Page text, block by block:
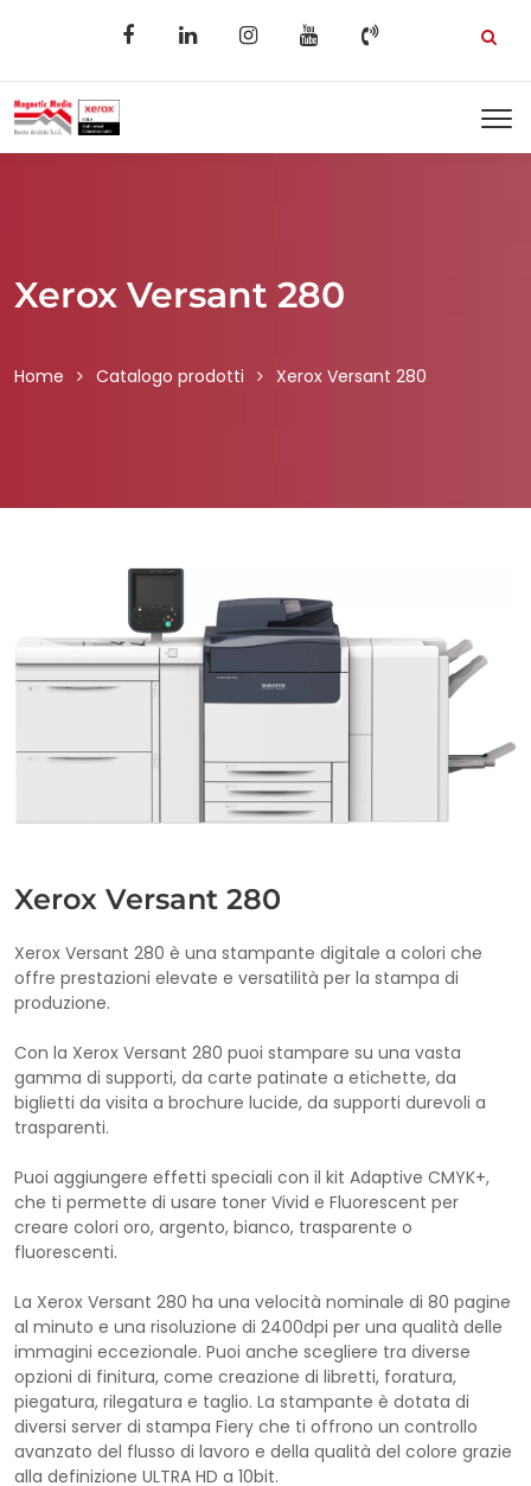
Xerox Versant 280
Home Catalogo prodotti Xerox Versant 280
Xerox Versant 280
Xerox Versant 280 è una stampante digitale a colori che
offre prestazioni elevate e versatilità per la stampa di
produzione.
Con la Xerox Versant 280 puoi stampare su una vasta
gamma di supporti, da carte patinate a etichette, da
biglietti da visita a brochure lucide, da supporti durevoli a
trasparenti.
Puoi aggiungere effetti speciali con il kit Adaptive CMYK+,
che ti permette di usare toner Vivid e Fluorescent per
creare colori oro, argento, bianco, trasparente o
fluorescenti.
La Xerox Versant 280 ha una velocità nominale di 80 pagine
al minuto e una risoluzione di 2400dpi per una qualità delle
immagini eccezionale. Puoi anche scegliere tra diverse
opzioni di finitura, come creazione di libretti, foratura,
piegatura, rilegatura e taglio. La stampante è dotata di
diversi server di stampa Fiery che ti offrono un controllo
avanzato del flusso di lavoro e della qualità del colore grazie
alla definizione ULTRA HD a 10bit.